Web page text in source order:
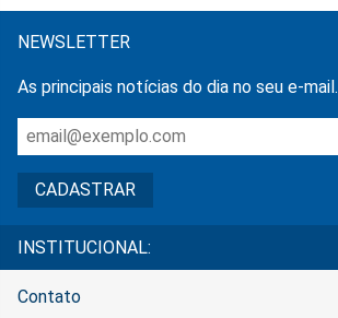
NEWSLETTER
As principais notícias do dia no seu e-mail.
INSTITUCIONAL:
Contato